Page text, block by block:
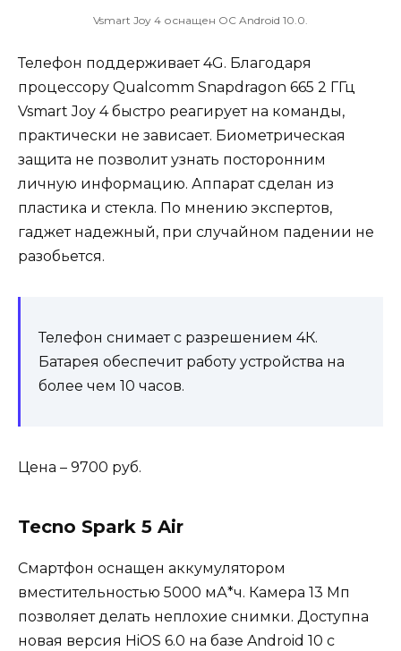
Vsmart Joy 4 оснащен ОС Android 10.0.
Телефон поддерживает 4G. Благодаря
процессору Qualcomm Snapdragon 665 2 ГГц
Vsmart Joy 4 быстро реагирует на команды,
практически не зависает. Биометрическая
защита не позволит узнать посторонним
личную информацию. Аппарат сделан из
пластика и стекла. По мнению экспертов,
гаджет надежный, при случайном падении не
разобьется.
Телефон снимает с разрешением 4К.
Батарея обеспечит работу устройства на
более чем 10 часов.
Цена – 9700 руб.
Tecno Spark 5 Air
Смартфон оснащен аккумулятором
вместительностью 5000 мА*ч. Камера 13 Мп
позволяет делать неплохие снимки. Доступна
новая версия HiOS 6.0 на базе Android 10 с